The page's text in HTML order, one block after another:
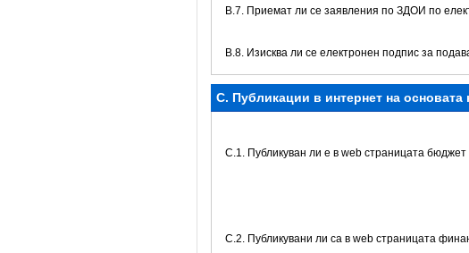
В.7. Приемат ли се заявления по ЗДОИ по
В.8. Изисква ли се електронен подпис за
C. Публикации в интернет на
C.1. Публикуван ли е в web страницата
C.2. Публикувани ли са в web страницата